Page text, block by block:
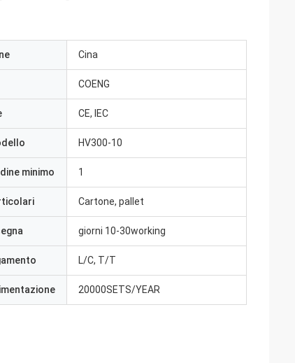
Cina
COENG
CE, IEC
HV300-10
minimo 1
Cartone, pallet
giorni 10-30working
L/C, T/T
20000SETS/YEAR